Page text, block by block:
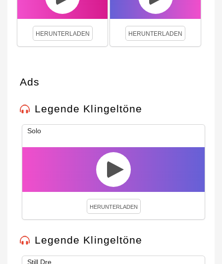
HERUNTERLADEN HERUNTERLADEN
Ads
Legende Klingeltöne
Solo
HERUNTERLADEN
Legende Klingeltöne
Still Dre